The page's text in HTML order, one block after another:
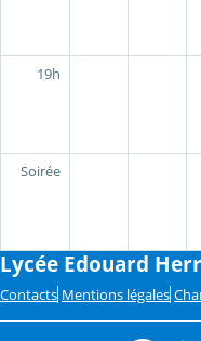
19h
Soirée
Lycée Edouard
Contacts Mentions légales